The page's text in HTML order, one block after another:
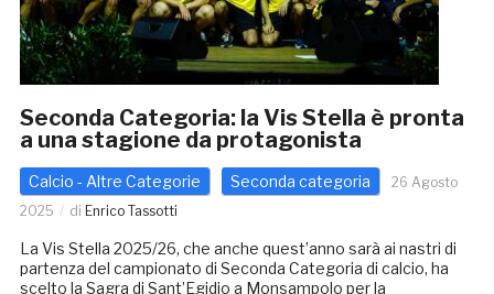
Seconda Categoria: la Vis Stella è pronta
a una stagione da protagonista
Calcio - Altre Categorie Seconda categoria
26 Agosto
2025
di Enrico Tassotti
La Vis Stella 2025/26, che anche quest’anno sarà ai nastri di
partenza del campionato di Seconda Categoria di calcio, ha
scelto la Sagra di Sant’Egidio a Monsampolo per la